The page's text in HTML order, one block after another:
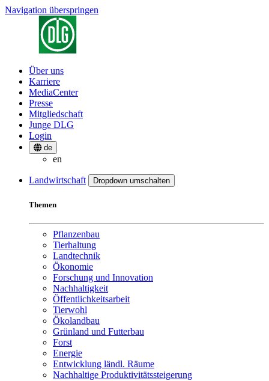
Navigation überspringen
Über uns
Karriere
MediaCenter
Presse
Mitgliedschaft
Junge DLG
Login
de
en
Landwirtschaft Dropdown umschalten
Themen
Pflanzenbau
Tierhaltung
Landtechnik
Ökonomie
Forschung und Innovation
Nachhaltigkeit
Öffentlichkeitsarbeit
Tierwohl
Ökolandbau
Grünland und Futterbau
Forst
Energie
Entwicklung ländl. Räume
Nachhaltige Produktivitätssteigerung